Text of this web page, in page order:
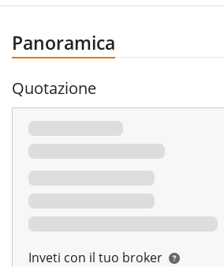
Panoramica
Quotazione
Inveti con il tuo broker